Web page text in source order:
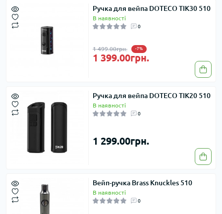
Ручка для вейпа DOTECO TIK30 510
В наявності
0
1 499.00грн. -7%
1 399.00грн.
Ручка для вейпа DOTECO TIK20 510
В наявності
0
1 299.00грн.
Вейп-ручка Brass Knuckles 510
В наявності
0